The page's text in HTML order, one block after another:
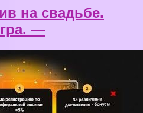
на свадьбе.
—